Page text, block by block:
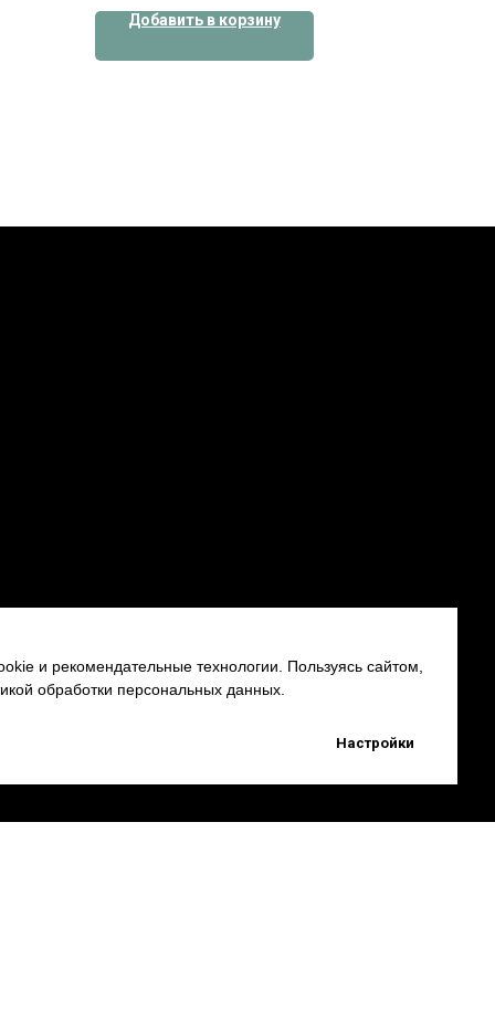
Добавить в корзину
и рекомендательные технологии. Пользуясь сайтом,
обработки персональных данных.
Настройки